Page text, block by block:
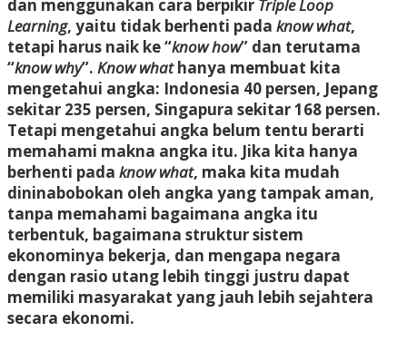
dan menggunakan cara berpikir Triple Loop
Learning, yaitu tidak berhenti pada know what,
tetapi harus naik ke “know how” dan terutama
“know why”. Know whathanya membuat kita
mengetahui angka: Indonesia 40 persen, Jepang
sekitar 235 persen, Singapura sekitar 168 persen.
Tetapi mengetahui angka belum tentu berarti
memahami makna angka itu. Jika kita hanya
berhenti pada know what, maka kita mudah
dininabobokan oleh angka yang tampak aman,
tanpa memahami bagaimana angka itu
terbentuk, bagaimana struktur sistem
ekonominya bekerja, dan mengapa negara
dengan rasio utang lebih tinggi justru dapat
memiliki masyarakat yang jauh lebih sejahtera
secara ekonomi.